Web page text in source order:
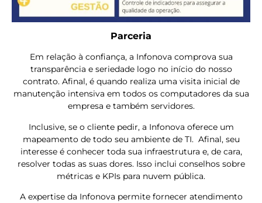
Parceria
Em relação à confiança, a Infonova comprova sua
transparência e seriedade logo no início do nosso
contrato. Afinal, é quando realiza uma visita inicial de
manutenção intensiva em todos os computadores da sua
empresa e também servidores.
Inclusive, se o cliente pedir, a Infonova oferece um
mapeamento de todo seu ambiente de TI. Afinal, seu
interesse é conhecer toda sua infraestrutura e, de cara,
resolver todas as suas dores. Isso inclui conselhos sobre
métricas e KPIs para nuvem pública.
A expertise da Infonova permite fornecer atendimento